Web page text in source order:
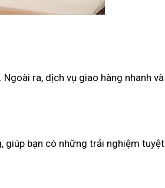
ra, dịch vụ giao hàng nhanh và
giúp bạn có những trải nghiệm tuyệt